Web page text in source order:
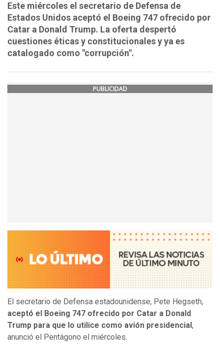
Este miércoles el secretario de Defensa de
Estados Unidos aceptó el Boeing 747 ofrecido por
Catar a Donald Trump. La oferta despertó
cuestiones éticas y constitucionales y ya es
catalogado como "corrupción".
PUBLICIDAD
El secretario de Defensa estadounidense, Pete Hegseth,
aceptó el Boeing 747 ofrecido por Catar a Donald
Trump para que lo utilice como avión presidencial,
anunció el Pentágono el miércoles.